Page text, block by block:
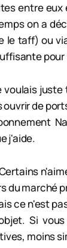
entre eux
on a
le taff) ou
pour
voulais
de
j'aide.
du marché
ce n'est
Si
moins